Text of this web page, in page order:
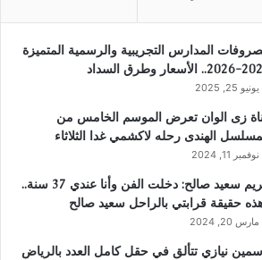
المدارس التجريبية والرسمية المتميزة
وطرق السداد
يونيو 25, 2025
زى الوان تعرض الموسم الخامس من
الهندى رحله لاكشمي غدا الثلاثاء
نوفمبر 11, 2024
مريم سعيد صالح: دخلت الفن وأنا عندي 37 سنة..
حقيقة قرابتي بالراحل سعيد صالح
مارس 20, 2024
نيازي تتألق في حقل كامل العدد بالرياض